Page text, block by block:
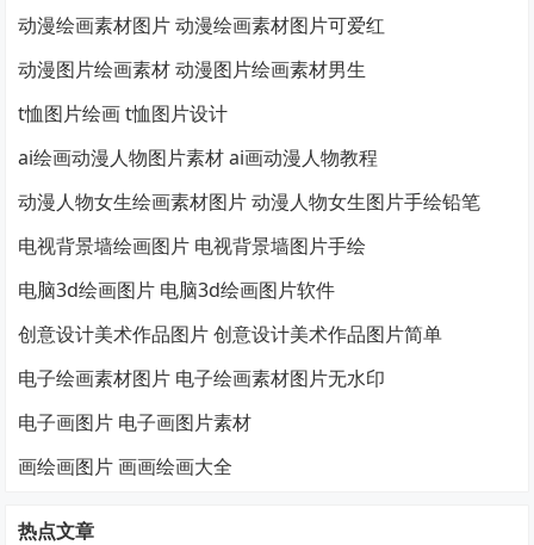
动漫绘画素材图片 动漫绘画素材图片可爱红
动漫图片绘画素材 动漫图片绘画素材男生
t恤图片绘画 t恤图片设计
ai绘画动漫人物图片素材 ai画动漫人物教程
动漫人物女生绘画素材图片 动漫人物女生图片手绘铅笔
电视背景墙绘画图片 电视背景墙图片手绘
电脑3d绘画图片 电脑3d绘画图片软件
创意设计美术作品图片 创意设计美术作品图片简单
电子绘画素材图片 电子绘画素材图片无水印
电子画图片 电子画图片素材
画绘画图片 画画绘画大全
热点文章